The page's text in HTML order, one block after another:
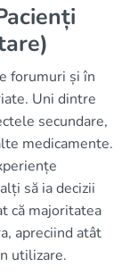
forumuri și în
Uni dintre
secundare,
medicamente.
să ia decizii
că majoritatea
apreciind atât
utilizare.